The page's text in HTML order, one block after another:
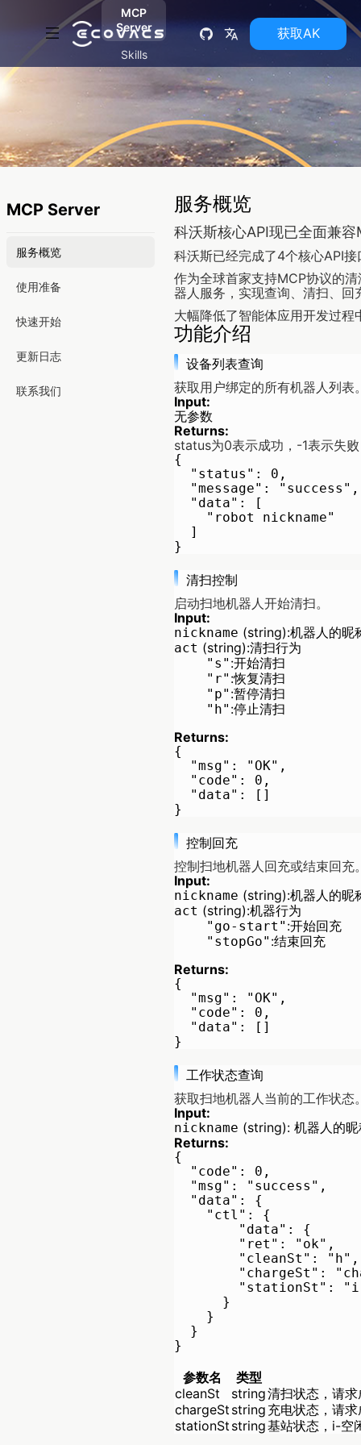
MCP
Server
Skills
获取AK
MCP Server
服务概览
使用准备
快速开始
更新日志
联系我们
服务概览
科沃斯核心API现已全面兼
科沃斯已经完成了4个核心API
作为全球首家支持MCP协议的
器人服务，实现查询、清扫、回
大幅降低了智能体应用开发过
功能介绍
设备列表查询
获取用户绑定的所有机器人列表
Input:
无参数
Returns:
status为0表示成功，-1表示失败
{
  "status": 0,
  "message": "success",
  "data": [
    "robot nickname"
  ]
}
清扫控制
启动扫地机器人开始清扫。
Input:
nickname (string):机器人的昵
act (string):清扫行为
"s" :开始清扫
"r" :恢复清扫
"p" :暂停清扫
"h" :停止清扫
Returns:
{
  "msg": "OK",
  "code": 0,
  "data": []
控制回充
控制扫地机器人回充或结束回充
Input:
nickname (string):机器人的昵
act (string):机器行为
"go-start" :开始回充
"stopGo" :结束回充
Returns:
{
  "msg": "OK",
  "code": 0,
  "data": []
工作状态查询
获取扫地机器人当前的工作状态
Input:
nickname (string): 机器人的
Returns:
{
  "code": 0,
  "msg": "success",
  "data": {
    "ctl": {
        "data": {
        "ret": "ok",
        "cleanSt": "h",
"chargeSt":
"stationSt":
      }
    }
  }
参数名
类型
cleanSt
string清扫状态，请
chargeSt string 充电状态，请
stationSt string基站状态，i-空